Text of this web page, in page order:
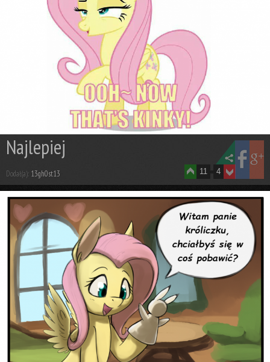
Najlepiej
Dodał(a): 13gh0st13 11 4